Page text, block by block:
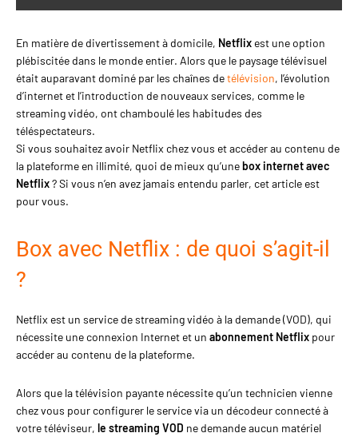
En matière de divertissement à domicile, Netflix est une option
plébiscitée dans le monde entier. Alors que le paysage télévisuel
était auparavant dominé par les chaînes detélévision, l’évolution
d’internet et l’introduction de nouveaux services, comme le
streaming vidéo, ont chamboulé les habitudes des
téléspectateurs.
Si vous souhaitez avoir Netflix chez vous et accéder au contenu de
la plateforme en illimité, quoi de mieux qu’unebox internet avec
Netflix? Si vous n’en avez jamais entendu parler, cet article est
pour vous.
Box avec Netflix : de quoi s’agit-il
?
Netflix est un service de streaming vidéo à la demande (VOD), qui
nécessite une connexion Internet et un abonnement Netflix pour
accéder au contenu de la plateforme.
Alors que la télévision payante nécessite qu’un technicien vienne
chez vous pour configurer le service via un décodeur connecté à
votre téléviseur, le streaming VOD ne demande aucun matériel